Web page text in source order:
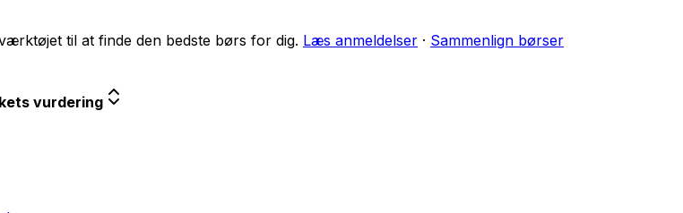
til at finde den bedste børs for dig. Læs anmeldelser · Sammenlign børser
vurdering